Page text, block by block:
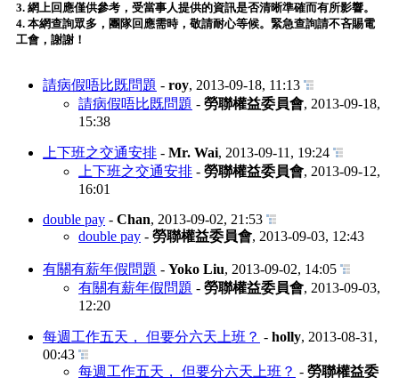
3. 網上回應僅供參考，受當事人提供的資訊是否清晰準確而有所影響。
4. 本網查詢眾多，團隊回應需時，敬請耐心等候。緊急查詢請不吝賜電
工會，謝謝！
請病假唔比既問題 - roy, 2013-09-18, 11:13
請病假唔比既問題 - 勞聯權益委員會, 2013-09-18,
15:38
上下班之交通安排 - Mr. Wai, 2013-09-11, 19:24
上下班之交通安排 - 勞聯權益委員會, 2013-09-12,
16:01
double pay - Chan, 2013-09-02, 21:53
double pay - 勞聯權益委員會, 2013-09-03, 12:43
有關有薪年假問題 - Yoko Liu, 2013-09-02, 14:05
有關有薪年假問題 - 勞聯權益委員會, 2013-09-03,
12:20
每週工作五天， 但要分六天上班？ - holly, 2013-08-31,
00:43
每週工作五天， 但要分六天上班？ - 勞聯權益委